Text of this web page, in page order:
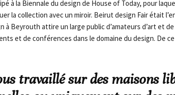
à la Biennale du design de House of Today, pour
la collection avec un miroir. Beirut design Fair était
à Beyrouth attire un large public d’amateurs d’art et
et de conférences dans le domaine du design. De
travaillé sur des maisons